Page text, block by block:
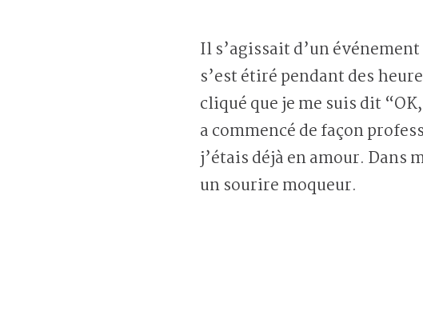
Il s’agissait d’un
s’est étiré pendant des
cliqué que je me suis dit
a commencé de façon
j’étais déjà en amour. Dans
un sourire moqueur.